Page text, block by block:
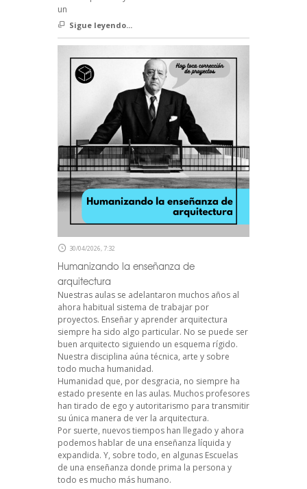
un
Sigue leyendo...
30/04/2026, 7:32
Humanizando la enseñanza de
arquitectura
Nuestras aulas se adelantaron muchos años al
ahora habitual sistema de trabajar por
proyectos. Enseñar y aprender arquitectura
siempre ha sido algo particular. No se puede ser
buen arquitecto siguiendo un esquema rígido.
Nuestra disciplina aúna técnica, arte y sobre
todo mucha humanidad.
Humanidad que, por desgracia, no siempre ha
estado presente en las aulas. Muchos profesores
han tirado de ego y autoritarismo para transmitir
su única manera de ver la arquitectura.
Por suerte, nuevos tiempos han llegado y ahora
podemos hablar de una enseñanza líquida y
expandida. Y, sobre todo, en algunas Escuelas
de una enseñanza donde prima la persona y
todo es mucho más humano.